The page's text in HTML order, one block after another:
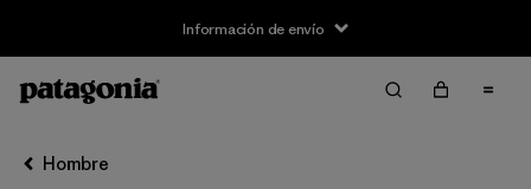
Información de envío
Filtrar y ordenar
Filtrar por
SizeHombre